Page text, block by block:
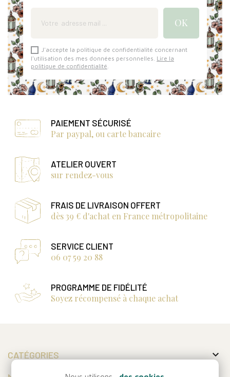
J'accepte la politique de confidentialité concernant
l'utilisation des mes données personnelles. Lire la
politique de confidentialité
PAIEMENT SÉCURISÉ
Par paypal, ou carte bancaire
ATELIER OUVERT
sur rendez-vous
FRAIS DE LIVRAISON OFFERT
dès 39 € d'achat en France métropolitaine
SERVICE CLIENT
06 07 59 20 88
PROGRAMME DE FIDÉLITÉ
Soyez récompensé à chaque achat
CATÉGORIES 